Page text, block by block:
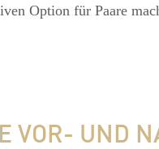
Option für Paare
VOR- UND